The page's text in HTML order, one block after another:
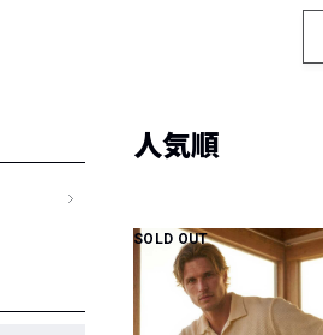
人気順
SOLD OUT